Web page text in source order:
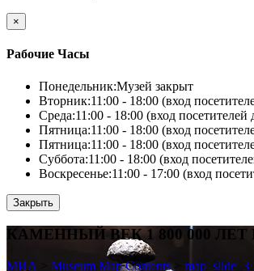
×
Рабочие Часы
Понедельник:Музей закрыт
Вторник:11:00 - 18:00 (вход
Среда:11:00 - 18:00 (вход посетителей
Пятница:11:00 - 18:00 (вход
Пятница:11:00 - 18:00 (вход
Суббота:11:00 - 18:00 (вход
Воскресенье:11:00 - 17:00 (вход
Закрыть
КАМЕННЫЙ ВЕК 1 800 000 ЛЕТ
МИА Museum Map Contents>